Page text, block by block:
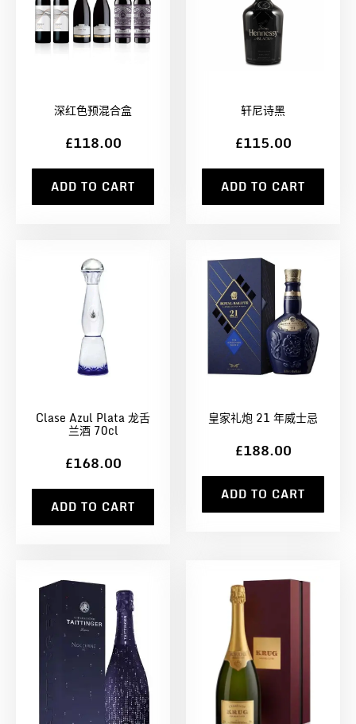
深红色预混合盒
£118.00
ADD TO CART
轩尼诗黑
£115.00
ADD TO CART
Clase Azul Plata 龙舌
兰酒 70cl
£168.00
ADD TO CART
皇家礼炮 21 年威士忌
£188.00
ADD TO CART